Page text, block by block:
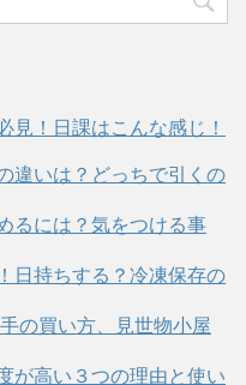
見！日課はこんな感じ！
違いは？どっちで引くの
るには？気をつける事
日持ちする？冷凍保存の
の買い方、見世物小屋
が高い３つの理由と使い